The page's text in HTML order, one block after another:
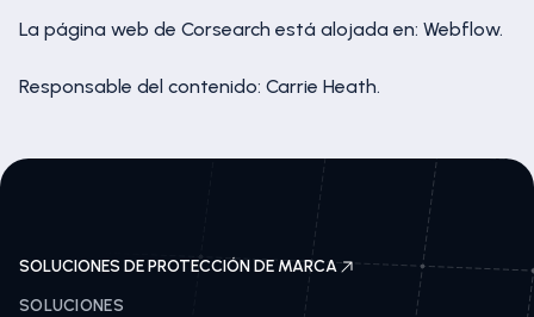
La página web de Corsearch está alojada en: Webflow.
Responsable del contenido: Carrie Heath.
SOLUCIONES DE PROTECCIÓN DE MARCA
SOLUCIONES